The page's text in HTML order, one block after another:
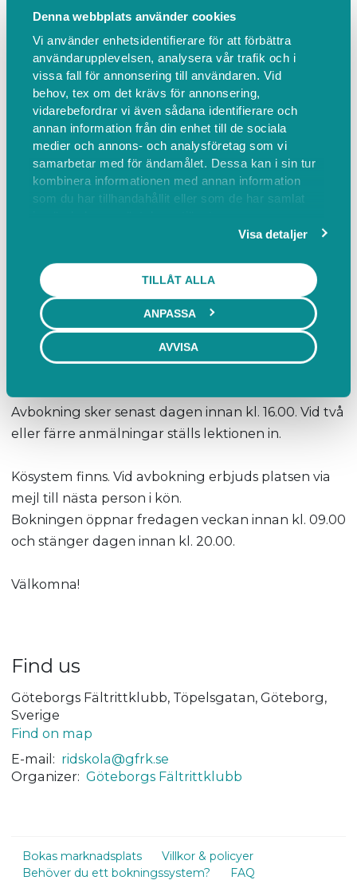
Denna webbplats använder cookies
Vi använder enhetsidentifierare för att förbättra
användarupplevelsen, analysera vår trafik och i
vissa fall för annonsering till användaren. Vid
behov, tex om det krävs för annonsering,
vidarebefordrar vi även sådana identifierare och
annan information från din enhet till de sociala
medier och annons- och analysföretag som vi
samarbetar med för ändamålet. Dessa kan i sin tur
kombinera informationen med annan information
som du har tillhandahållit eller som de har samlat
Visa detaljer
TILLÅT ALLA
ANPASSA
AVVISA
Ponnyledning
Alla barn är välkomna från det år de fyller 3 år,
oavsett tidigare ridvana.
Samling kl. 16.00, ridning kl. 16.15–16.45. Lektionen är
30 minuter inklusive upp- och avsittning. Vi samlas
15 minuter innan för hästutdelning och betalning.
Medföljande vuxen leder barnet. Ponnyerna är
ridhuset samt under ridningen av medföljande
vuxen. Ridning sker i ridhuset eller, när vädret
tillåter, i Delsjöns naturreservat.
Pris: 170 kr/gång, betalas med Swish på plats. Vi
erbjuder även ponnykort med rabatt vid köp av 5
eller 10 tillfällen. Läs mer på www.gfrk.se.
Avbokning sker senast dagen innan kl. 16.00. Vid två
eller färre anmälningar ställs lektionen in.
Kösystem finns. Vid avbokning erbjuds platsen via
mejl till nästa person i kön.
Bokningen öppnar fredagen veckan innan kl. 09.00
och stänger dagen innan kl. 20.00.
Välkomna!
Find us
Göteborgs Fältrittklubb, Töpelsgatan, Göteborg,
Sverige
Find on map
E-mail: ridskola@gfrk.se
Organizer: Göteborgs Fältrittklubb
Bokas marknadsplats
Villkor & policyer
Behöver du ett bokningssystem?
FAQ